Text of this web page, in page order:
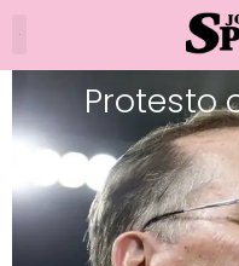
Protesto